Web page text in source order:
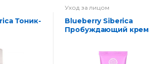
Уход за лицом
Blueberry Siberica
Пробуждающий крем